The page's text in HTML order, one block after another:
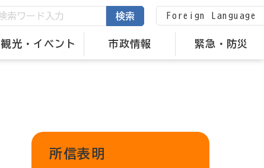
観光・イベント 市政情報 緊急・防災
検索 Foreign Language
所信表明